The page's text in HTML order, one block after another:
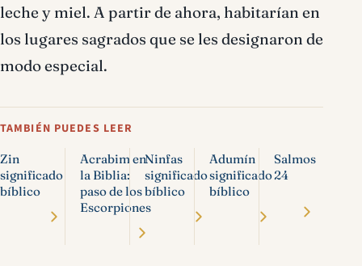
leche y miel. A partir de ahora, habitarían en
los lugares sagrados que se les designaron de
modo especial.
TAMBIÉN PUEDES LEER
Zin
significado
bíblico
Acrabim en
la Biblia:
paso de los
Escorpiones
Ninfas
significado
bíblico
Adumín
significado
bíblico
Salmos
24